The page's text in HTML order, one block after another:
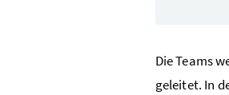
Die Teams
geleitet. In